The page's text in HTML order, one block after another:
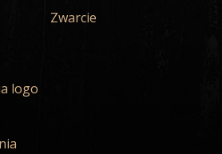
Zwarcie